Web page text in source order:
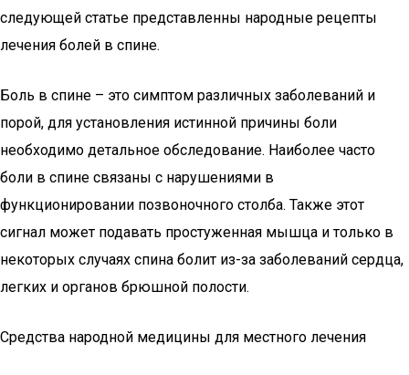
следующей статье представленны народные рецепты
лечения болей в спине.
Боль в спине – это симптом различных заболеваний и
порой, для установления истинной причины боли
необходимо детальное обследование. Наиболее часто
боли в спине связаны с нарушениями в
функционировании позвоночного столба. Также этот
сигнал может подавать простуженная мышца и только в
некоторых случаях спина болит из-за заболеваний сердца,
легких и органов брюшной полости.
Средства народной медицины для местного лечения